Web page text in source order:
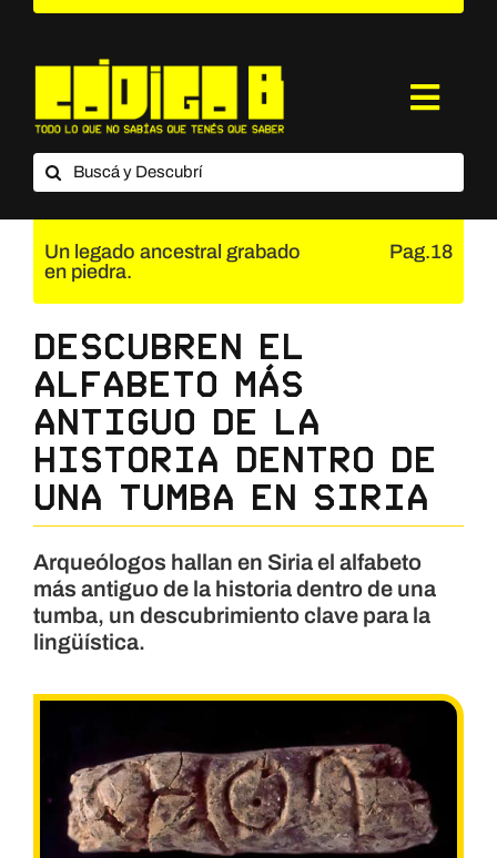
Saltar
¿Qué es Código B?
Suscripción
Contacto
Buscar:
Un legado ancestral grabado
en piedra.
Pag.18
Descubren el
alfabeto más
antiguo de la
historia dentro de
una tumba en Siria
Arqueólogos hallan en Siria el alfabeto
más antiguo de la historia dentro de una
tumba, un descubrimiento clave para la
lingüística.